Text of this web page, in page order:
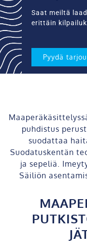
Saat meiltä
erittäin
Pyydä
puhdistus
suodattaa
Suodatuskentän
ja sepeliä.
Säiliön